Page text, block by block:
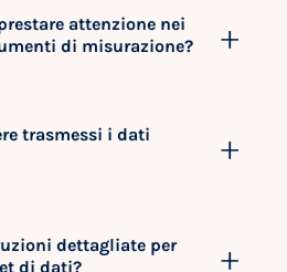
attenzione nei
di misurazione?
trasmessi i dati
dettagliate per
di dati?